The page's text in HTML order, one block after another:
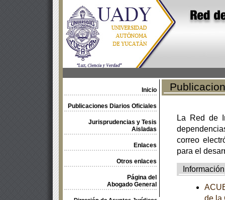
Inicio
Publicaciones Diarios Oficiales
Jurisprudencias y Tesis
Aisladas
Enlaces
Otros enlaces
Página del
Abogado General
La Red de
correo
para el
Información
de la